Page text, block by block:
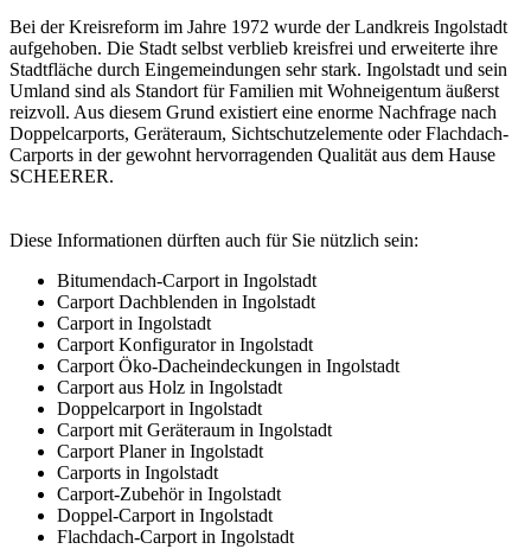
Bei der Kreisreform im Jahre 1972 wurde der Landkreis Ingolstadt
aufgehoben. Die Stadt selbst verblieb kreisfrei und erweiterte ihre
Stadtfläche durch Eingemeindungen sehr stark. Ingolstadt und sein
Umland sind als Standort für Familien mit Wohneigentum äußerst
reizvoll. Aus diesem Grund existiert eine enorme Nachfrage nach
Doppelcarports, Geräteraum, Sichtschutzelemente oder Flachdach-
Carports in der gewohnt hervorragenden Qualität aus dem Hause
SCHEERER.
Diese Informationen dürften auch für Sie nützlich sein:
Bitumendach-Carport in Ingolstadt
Carport Dachblenden in Ingolstadt
Carport in Ingolstadt
Carport Konfigurator in Ingolstadt
Carport Öko-Dacheindeckungen in Ingolstadt
Carport aus Holz in Ingolstadt
Doppelcarport in Ingolstadt
Carport mit Geräteraum in Ingolstadt
Carport Planer in Ingolstadt
Carports in Ingolstadt
Carport-Zubehör in Ingolstadt
Doppel-Carport in Ingolstadt
Flachdach-Carport in Ingolstadt